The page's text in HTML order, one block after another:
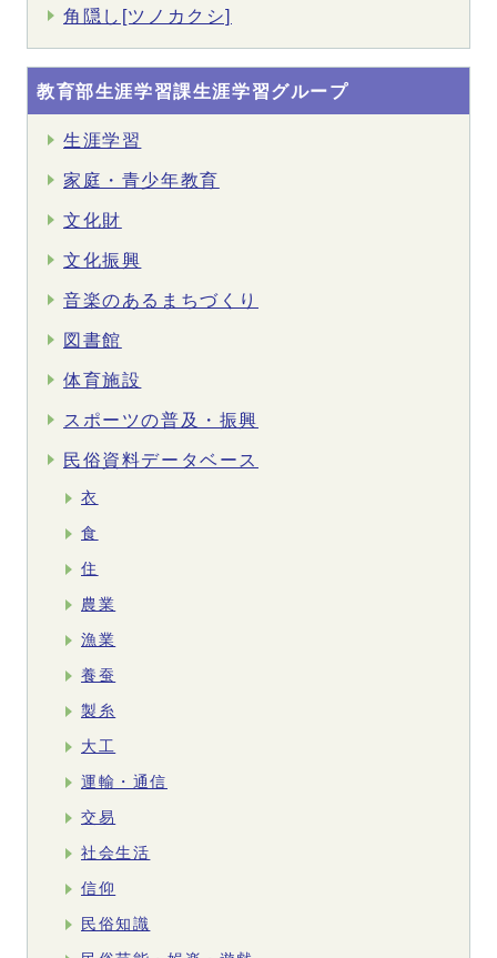
角隠し[ツノカクシ]
教育部生涯学習課生涯学習グループ
生涯学習
家庭・青少年教育
文化財
文化振興
音楽のあるまちづくり
図書館
体育施設
スポーツの普及・振興
民俗資料データベース
衣
食
住
農業
漁業
養蚕
製糸
大工
運輸・通信
交易
社会生活
信仰
民俗知識